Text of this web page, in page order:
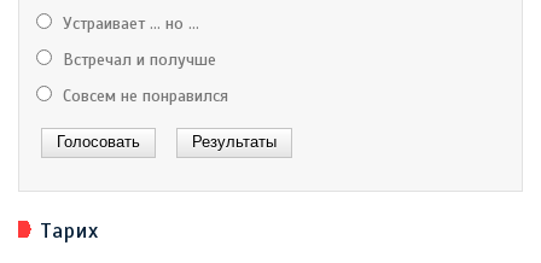
Устраивает ... но ...
Встречал и получше
Совсем не понравился
Тарих